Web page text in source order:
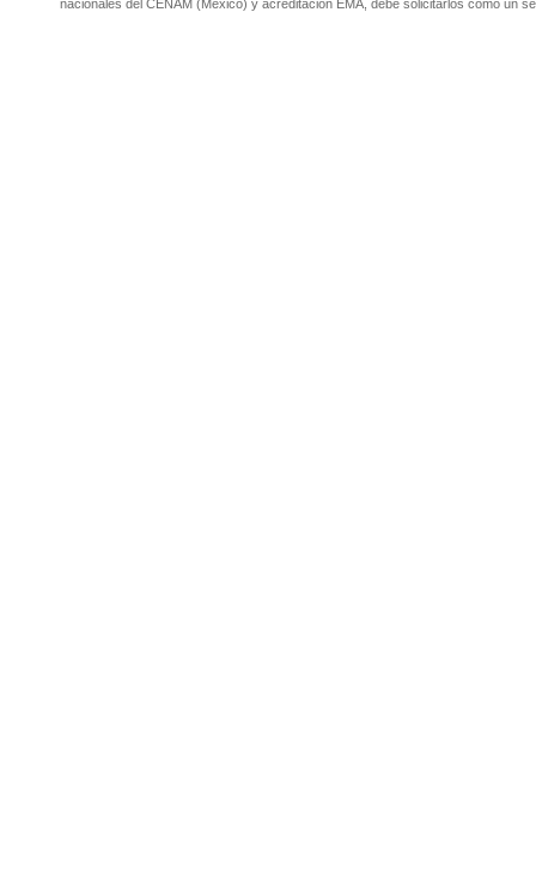
nacionales del CENAM (México) y acreditación EMA, debe solicitarlos como un